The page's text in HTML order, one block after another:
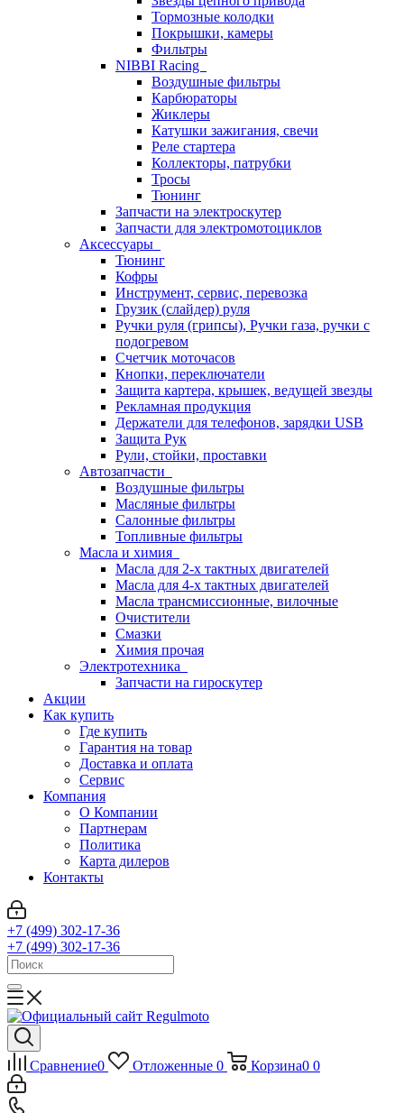
Тормозные колодки
Покрышки, камеры
Фильтры
NIBBI Racing
Воздушные фильтры
Карбюраторы
Жиклеры
Катушки зажигания, свечи
Реле стартера
Коллекторы, патрубки
Тросы
Тюнинг
Запчасти на электроскутер
Запчасти для электромотоциклов
Аксессуары
Тюнинг
Кофры
Инструмент, сервис, перевозка
Грузик (слайдер) руля
Ручки руля (грипсы), Ручки газа, ручки с
подогревом
Счетчик моточасов
Кнопки, переключатели
Защита картера, крышек, ведущей звезды
Рекламная продукция
Держатели для телефонов, зарядки USB
Защита Рук
Рули, стойки, проставки
Автозапчасти
Воздушные фильтры
Масляные фильтры
Салонные фильтры
Топливные фильтры
Масла и химия
Масла для 2-х тактных двигателей
Масла для 4-х тактных двигателей
Масла трансмиссионные, вилочные
Очистители
Смазки
Химия прочая
Электротехника
Запчасти на гироскутер
Акции
Как купить
Где купить
Гарантия на товар
Доставка и оплата
Сервис
Компания
О Компании
Партнерам
Политика
Карта дилеров
Контакты
+7 (499) 302-17-36
+7 (499) 302-17-36
Сравнение0 Отложенные 0 Корзина0 0